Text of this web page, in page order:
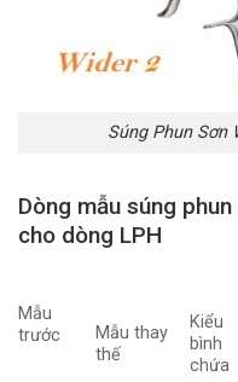
Súng Phun Sơn
Dòng mẫu súng
cho dòng LPH
Mẫu
trước
Mẫu thay
thế
Kiểu
bình
chứa